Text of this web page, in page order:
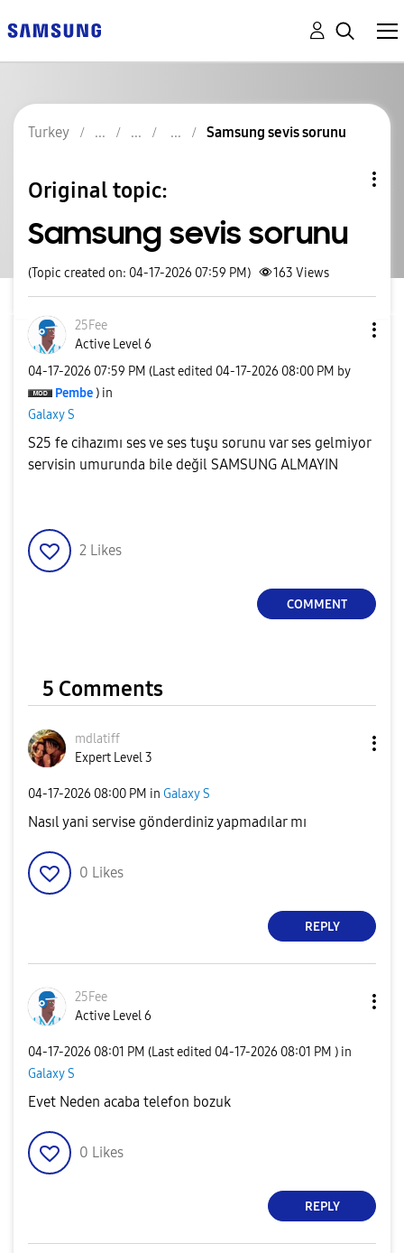
Turkey Samsung sevis sorunu
Original topic:
Samsung sevis sorunu
(Topic created on: 04-17-2026 07:59 PM) 163 Views
25Fee
Active Level 6
‎04-17-2026 07:59 PM (Last edited ‎04-17-2026 08:00 PM by
Pembe ) in
Galaxy S
S25 fe cihazımı ses ve ses tuşu sorunu var ses gelmiyor
servisin umurunda bile değil SAMSUNG ALMAYIN
2 Likes
COMMENT
5 Comments
mdlatiff
Expert Level 3
‎04-17-2026 08:00 PM in Galaxy S
Nasıl yani servise gönderdiniz yapmadılar mı
0 Likes
REPLY
25Fee
Active Level 6
‎04-17-2026 08:01 PM (Last edited ‎04-17-2026 08:01 PM ) in
Galaxy S
Evet Neden acaba telefon bozuk
0 Likes
REPLY